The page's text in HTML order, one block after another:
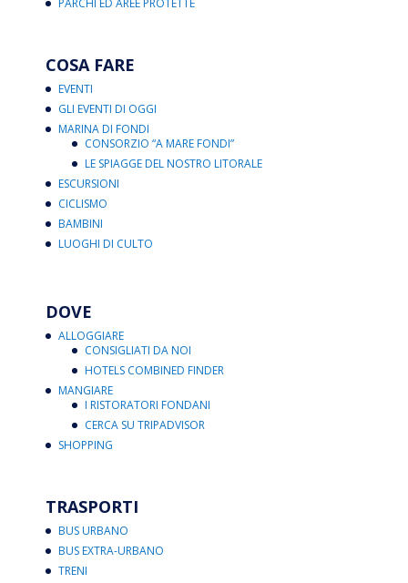
COSA FARE
EVENTI
GLI EVENTI DI OGGI
MARINA DI FONDI
CONSORZIO “A MARE FONDI”
LE SPIAGGE DEL NOSTRO LITORALE
ESCURSIONI
CICLISMO
BAMBINI
LUOGHI DI CULTO
DOVE
ALLOGGIARE
CONSIGLIATI DA NOI
HOTELS COMBINED FINDER
MANGIARE
I RISTORATORI FONDANI
CERCA SU TRIPADVISOR
SHOPPING
TRASPORTI
BUS URBANO
BUS EXTRA-URBANO
TRENI